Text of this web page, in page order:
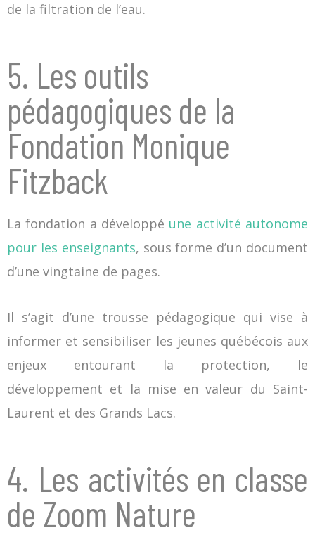
de la filtration de l’eau.
5. Les outils
pédagogiques de la
Fondation Monique
Fitzback
La fondation a développé une activité autonome
pour les enseignants, sous forme d’un document
d’une vingtaine de pages.
Il s’agit d’une trousse pédagogique qui vise à
informer et sensibiliser les jeunes québécois aux
enjeux entourant la protection, le
développement et la mise en valeur du Saint-
Laurent et des Grands Lacs.
4. Les activités en classe
de Zoom Nature